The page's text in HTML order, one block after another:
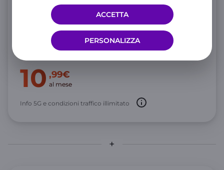
PERSONALIZZA
ACCETTA
200 GIGA Full Speed, poi illimitati a 10 Mbps
Minuti illimitati e 200 SMS
25 GIGA aggiuntivi in Unione Europea per 3 mesi
10 ,99€
al mese
Info 5G e condizioni traffico illimitato